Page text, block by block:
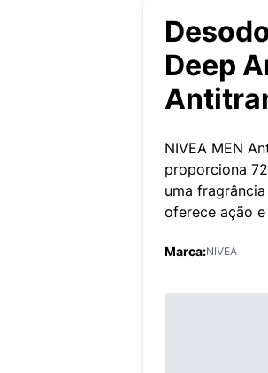
Deep
NIVEA MEN
proporciona
uma
oferece ação
Marca:NIVEA